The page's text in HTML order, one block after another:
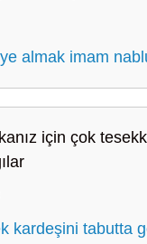
almak imam
için çok
kardeşini tabutta